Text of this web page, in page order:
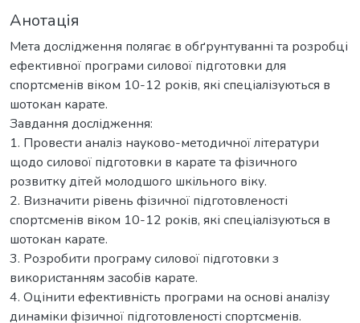
Анотація
Мета дослідження полягає в обґрунтуванні та розробці
ефективної програми силової підготовки для
спортсменів віком 10-12 років, які спеціалізуються в
шотокан карате.
Завдання дослідження:
1. Провести аналіз науково-методичної літератури
щодо силової підготовки в карате та фізичного
розвитку дітей молодшого шкільного віку.
2. Визначити рівень фізичної підготовленості
спортсменів віком 10-12 років, які спеціалізуються в
шотокан карате.
3. Розробити програму силової підготовки з
використанням засобів карате.
4. Оцінити ефективність програми на основі аналізу
динаміки фізичної підготовленості спортсменів.